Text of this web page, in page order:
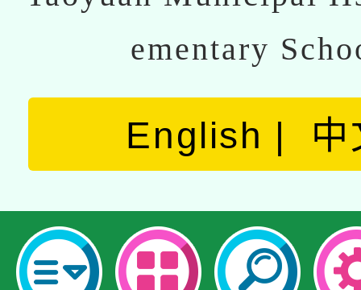
ementary
English 中